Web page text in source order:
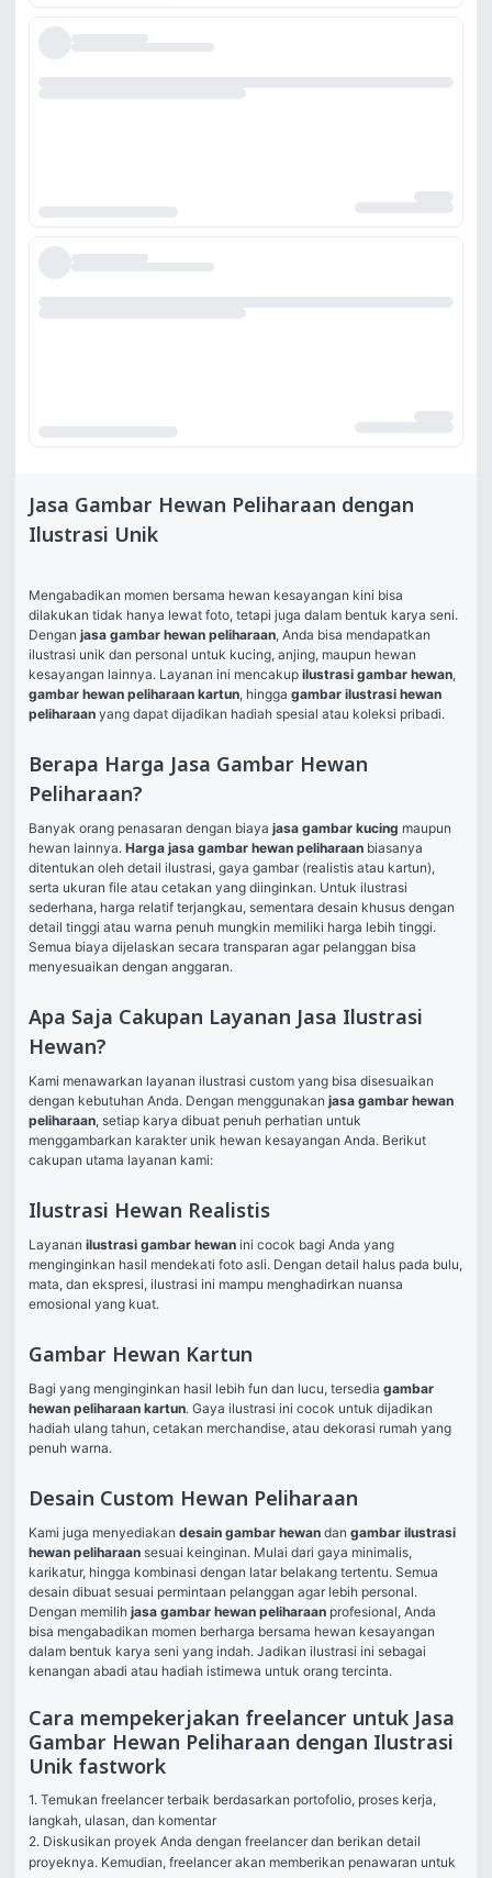
Jasa Gambar Hewan Peliharaan dengan
Ilustrasi Unik
Mengabadikan momen bersama hewan kesayangan kini bisa
dilakukan tidak hanya lewat foto, tetapi juga dalam bentuk karya seni.
Dengan jasa gambar hewan peliharaan, Anda bisa mendapatkan
ilustrasi unik dan personal untuk kucing, anjing, maupun hewan
kesayangan lainnya. Layanan ini mencakup ilustrasi gambar hewan
gambar hewan peliharaan kartun, hingga gambar ilustrasi hewan
peliharaan yang dapat dijadikan hadiah spesial atau koleksi pribadi.
Berapa Harga Jasa Gambar Hewan
Peliharaan?
Banyak orang penasaran dengan biaya jasa gambar kucing maupun
hewan lainnya. Harga jasa gambar hewan peliharaan biasanya
ditentukan oleh detail ilustrasi, gaya gambar (realistis atau kartun),
serta ukuran file atau cetakan yang diinginkan. Untuk ilustrasi
sederhana, harga relatif terjangkau, sementara desain khusus dengan
detail tinggi atau warna penuh mungkin memiliki harga lebih tinggi.
Semua biaya dijelaskan secara transparan agar pelanggan bisa
menyesuaikan dengan anggaran.
Apa Saja Cakupan Layanan Jasa Ilustrasi
Hewan?
Kami menawarkan layanan ilustrasi custom yang bisa disesuaikan
dengan kebutuhan Anda. Dengan menggunakan jasa gambar hewan
peliharaan, setiap karya dibuat penuh perhatian untuk
menggambarkan karakter unik hewan kesayangan Anda. Berikut
cakupan utama layanan kami:
Ilustrasi Hewan Realistis
Layanan ilustrasi gambar hewan ini cocok bagi Anda yang
menginginkan hasil mendekati foto asli. Dengan detail halus pada bulu,
mata, dan ekspresi, ilustrasi ini mampu menghadirkan nuansa
emosional yang kuat.
Gambar Hewan Kartun
Bagi yang menginginkan hasil lebih fun dan lucu, tersedia gambar
hewan peliharaan kartun. Gaya ilustrasi ini cocok untuk dijadikan
hadiah ulang tahun, cetakan merchandise, atau dekorasi rumah yang
penuh warna.
Desain Custom Hewan Peliharaan
Kami juga menyediakan desain gambar hewan dan gambar ilustrasi
hewan peliharaan sesuai keinginan. Mulai dari gaya minimalis,
karikatur, hingga kombinasi dengan latar belakang tertentu. Semua
desain dibuat sesuai permintaan pelanggan agar lebih personal.
Dengan memilih jasa gambar hewan peliharaan profesional, Anda
bisa mengabadikan momen berharga bersama hewan kesayangan
dalam bentuk karya seni yang indah. Jadikan ilustrasi ini sebagai
kenangan abadi atau hadiah istimewa untuk orang tercinta.
Cara mempekerjakan freelancer untuk Jasa
Gambar Hewan Peliharaan dengan Ilustrasi
Unik fastwork
1. Temukan freelancer terbaik berdasarkan portofolio, proses kerja,
langkah, ulasan, dan komentar
2. Diskusikan proyek Anda dengan freelancer dan berikan detail
proyeknya. Kemudian, freelancer akan memberikan penawaran untuk